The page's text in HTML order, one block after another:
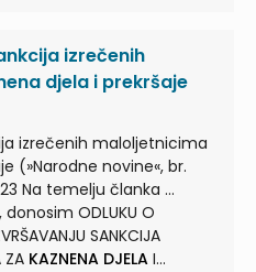
OSOBA ZAKAZNENA DJELA
osoba kaznit će se
izrečenih
djela i prekršaje
izrečenih maloljetnicima
(»Narodne novine«, br.
Na temelju članka ...
ODLUKU O
SANKCIJA
ZA KAZNENA DJELA I